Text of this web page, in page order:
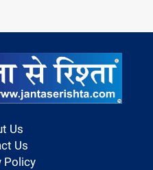
Us
Us
Policy